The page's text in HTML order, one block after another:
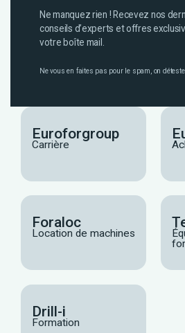
Ne manquez rien ! Recevez nos
conseils d’experts et offres
votre boîte mail.
Ne vous en faites pas pour le spam, on
Euroforgroup
Carrière
Foraloc
Location de machines
Drill-i
Formation